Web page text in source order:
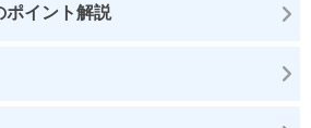
ポイント解説